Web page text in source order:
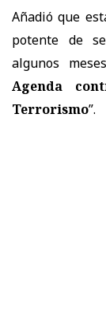
Añadió que
potente de
algunos
Agenda
Terrorismo”.